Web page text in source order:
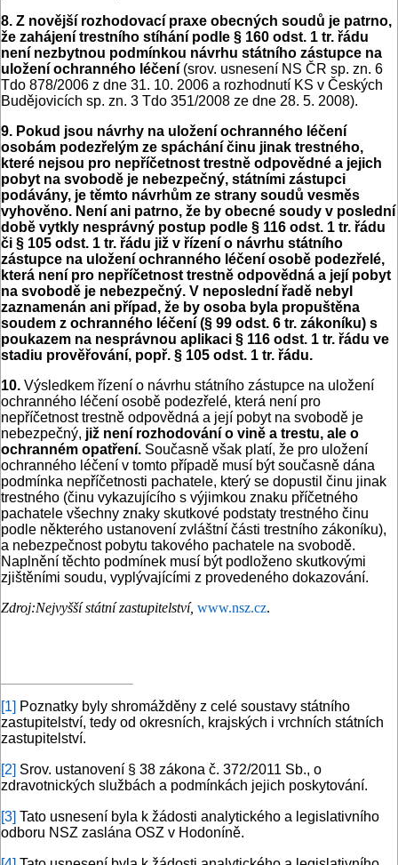
8. Z novější rozhodovací praxe obecných soudů je patrno,
že zahájení trestního stíhání podle § 160 odst. 1 tr. řádu
není nezbytnou podmínkou návrhu státního zástupce na
uložení ochranného léčení (srov. usnesení NS ČR sp. zn. 6
Tdo 878/2006 z dne 31. 10. 2006 a rozhodnutí KS v Českých
Budějovicích sp. zn. 3 Tdo 351/2008 ze dne 28. 5. 2008).
9. Pokud jsou návrhy na uložení ochranného léčení
osobám podezřelým ze spáchání činu jinak trestného,
které nejsou pro nepříčetnost trestně odpovědné a jejich
pobyt na svobodě je nebezpečný, státními zástupci
podávány, je těmto návrhům ze strany soudů vesměs
vyhověno. Není ani patrno, že by obecné soudy v poslední
době vytkly nesprávný postup podle § 116 odst. 1 tr. řádu
či § 105 odst. 1 tr. řádu již v řízení o návrhu státního
zástupce na uložení ochranného léčení osobě podezřelé,
která není pro nepříčetnost trestně odpovědná a její pobyt
na svobodě je nebezpečný. V neposlední řadě nebyl
zaznamenán ani případ, že by osoba byla propuštěna
soudem z ochranného léčení (§ 99 odst. 6 tr. zákoníku) s
poukazem na nesprávnou aplikaci § 116 odst. 1 tr. řádu ve
stadiu prověřování, popř. § 105 odst. 1 tr. řádu.
10. Výsledkem řízení o návrhu státního zástupce na uložení
ochranného léčení osobě podezřelé, která není pro
nepříčetnost trestně odpovědná a její pobyt na svobodě je
nebezpečný, již není rozhodování o vině a trestu, ale o
ochranném opatření. Současně však platí, že pro uložení
ochranného léčení v tomto případě musí být současně dána
podmínka nepříčetnosti pachatele, který se dopustil činu jinak
trestného (činu vykazujícího s výjimkou znaku příčetného
pachatele všechny znaky skutkové podstaty trestného činu
podle některého ustanovení zvláštní části trestního zákoníku),
a nebezpečnost pobytu takového pachatele na svobodě.
Naplnění těchto podmínek musí být podloženo skutkovými
zjištěními soudu, vyplývajícími z provedeného dokazování.
Zdroj:Nejvyšší státní zastupitelství, www.nsz.cz.
[1] Poznatky byly shromážděny z celé soustavy státního
zastupitelství, tedy od okresních, krajských i vrchních státních
zastupitelství.
[2] Srov. ustanovení § 38 zákona č. 372/2011 Sb., o
zdravotnických službách a podmínkách jejich poskytování.
[3] Tato usnesení byla k žádosti analytického a legislativního
odboru NSZ zaslána OSZ v Hodoníně.